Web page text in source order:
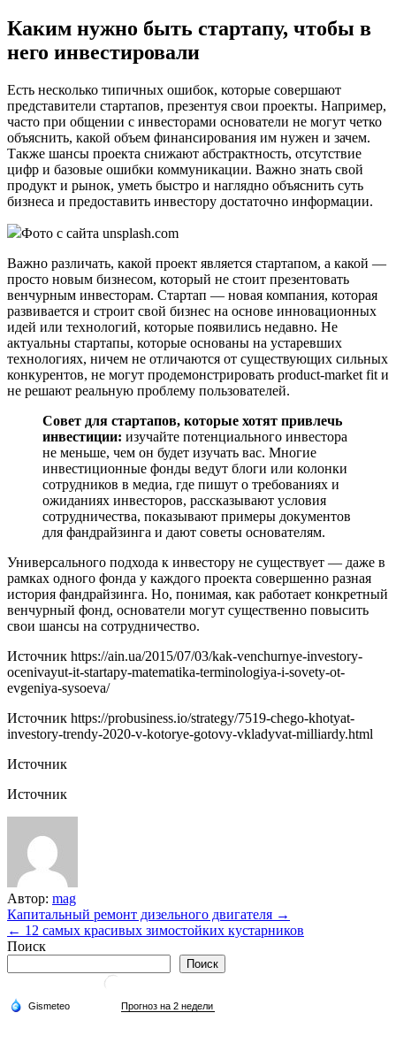
Каким нужно быть стартапу, чтобы в
него инвестировали
Есть несколько типичных ошибок, которые совершают
представители стартапов, презентуя свои проекты. Например,
часто при общении с инвесторами основатели не могут четко
объяснить, какой объем финансирования им нужен и зачем.
Также шансы проекта снижают абстрактность, отсутствие
цифр и базовые ошибки коммуникации. Важно знать свой
продукт и рынок, уметь быстро и наглядно объяснить суть
бизнеса и предоставить инвестору достаточно информации.
Фото с сайта unsplash.com
Важно различать, какой проект является стартапом, а какой —
просто новым бизнесом, который не стоит презентовать
венчурным инвесторам. Стартап — новая компания, которая
развивается и строит свой бизнес на основе инновационных
идей или технологий, которые появились недавно. Не
актуальны стартапы, которые основаны на устаревших
технологиях, ничем не отличаются от существующих сильных
конкурентов, не могут продемонстрировать product-market fit и
не решают реальную проблему пользователей.
Совет для стартапов, которые хотят привлечь
инвестиции: изучайте потенциального инвестора
не меньше, чем он будет изучать вас. Многие
инвестиционные фонды ведут блоги или колонки
сотрудников в медиа, где пишут о требованиях и
ожиданиях инвесторов, рассказывают условия
сотрудничества, показывают примеры документов
для фандрайзинга и дают советы основателям.
Универсального подхода к инвестору не существует — даже в
рамках одного фонда у каждого проекта совершенно разная
история фандрайзинга. Но, понимая, как работает конкретный
венчурный фонд, основатели могут существенно повысить
свои шансы на сотрудничество.
Источник https://ain.ua/2015/07/03/kak-venchurnye-investory-
ocenivayut-it-startapy-matematika-terminologiya-i-sovety-ot-
evgeniya-sysoeva/
Источник https://probusiness.io/strategy/7519-chego-khotyat-
investory-trendy-2020-v-kotorye-gotovy-vkladyvat-milliardy.html
Источник
Источник
Автор: mag
Навигация
по
Капитальный ремонт дизельного двигателя →
← 12 самых красивых зимостойких кустарников
Поиск
Поиск